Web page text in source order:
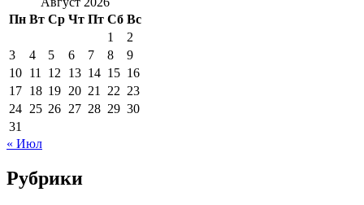
Пн Вт Ср Чт Пт Сб Вс
1
2
3
4 5 6 7 8
9
10 11 12 13 14 15 16
17 18 19 20 21 22 23
24 25 26 27 28 29 30
31
« Июл
Рубрики